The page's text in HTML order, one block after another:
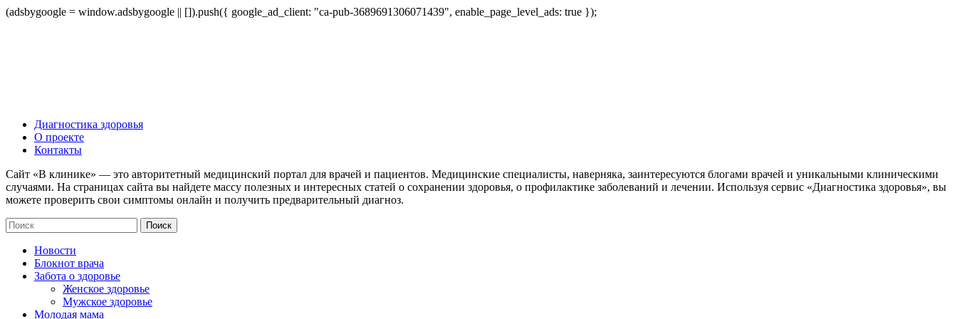
(adsbygoogle = window.adsbygoogle || []).push({ google_ad_client: "ca-pub-3689691306071439", enable_page_level_ads: true });
Диагностика здоровья
О проекте
Контакты
Сайт «В клинике» — это авторитетный медицинский портал для врачей и пациентов. Медицинские специалисты, наверняка, заинтересуются блогами врачей и уникальными клиническими
случаями. На страницах сайта вы найдете массу полезных и интересных статей о сохранении здоровья, о профилактике заболеваний и лечении. Используя сервис «Диагностика здоровья», вы
можете проверить свои симптомы онлайн и получить предварительный диагноз.
Новости
Блокнот врача
Забота о здоровье
Женское здоровье
Мужское здоровье
Молодая мама